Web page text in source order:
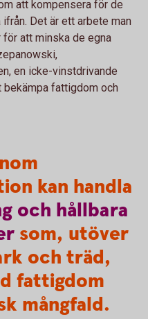
att kompensera för de
Det är ett arbete man
att minska de egna
en icke-vinstdrivande
fattigdom och
kan handla
och hållbara
som, utöver
och träd,
fattigdom
mångfald.